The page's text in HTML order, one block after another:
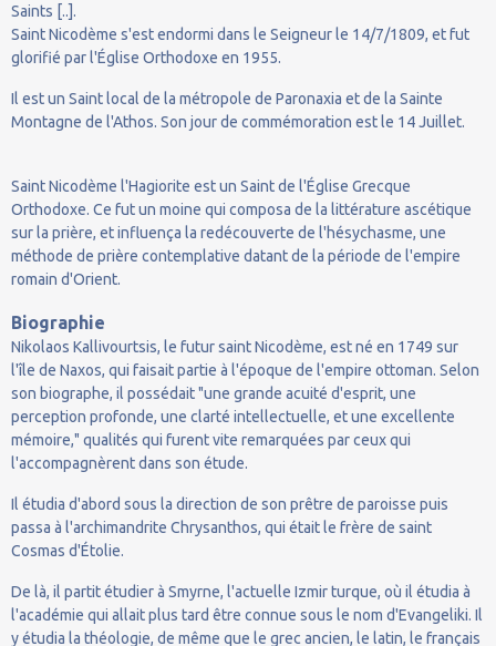
Saints [..].
Saint Nicodème s'est endormi dans le Seigneur le 14/7/1809, et fut
glorifié par l'Église Orthodoxe en 1955.
Il est un Saint local de la métropole de Paronaxia et de la Sainte
Montagne de l'Athos. Son jour de commémoration est le 14 Juillet.
Saint Nicodème l'Hagiorite est un Saint de l'Église Grecque
Orthodoxe. Ce fut un moine qui composa de la littérature ascétique
sur la prière, et influença la redécouverte de l'hésychasme, une
méthode de prière contemplative datant de la période de l'empire
romain d'Orient.
Biographie
Nikolaos Kallivourtsis, le futur saint Nicodème, est né en 1749 sur
l'île de Naxos, qui faisait partie à l'époque de l'empire ottoman. Selon
son biographe, il possédait "une grande acuité d'esprit, une
perception profonde, une clarté intellectuelle, et une excellente
mémoire," qualités qui furent vite remarquées par ceux qui
l'accompagnèrent dans son étude.
Il étudia d'abord sous la direction de son prêtre de paroisse puis
passa à l'archimandrite Chrysanthos, qui était le frère de saint
Cosmas d'Étolie.
De là, il partit étudier à Smyrne, l'actuelle Izmir turque, où il étudia à
l'académie qui allait plus tard être connue sous le nom d'Evangeliki. Il
y étudia la théologie, de même que le grec ancien, le latin, le français